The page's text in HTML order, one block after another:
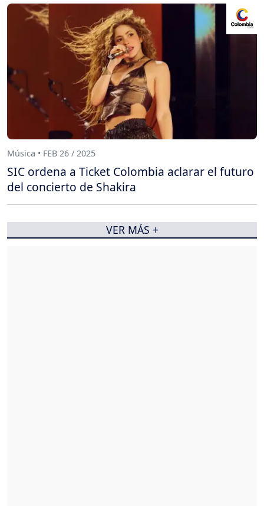
Música • FEB 26 / 2025
SIC ordena a Ticket Colombia aclarar el futuro
del concierto de Shakira
VER MÁS +